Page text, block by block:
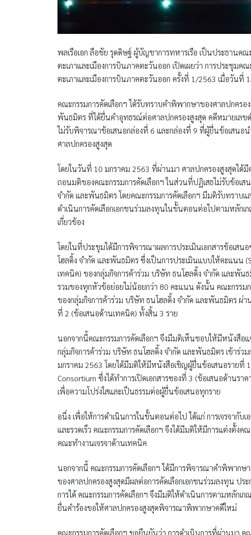
พลเรือเอก ลือชัย รุดดิษฐ์ ผู้บัญชาการทหารเรือ เป็นประธานคณ
ตะเภาและเมืองการบินภาคตะวันออก เปิดเผยว่า การประชุม
ตะเภาและเมืองการบินภาคตะวันออก ครั้งที่ 1/2563 เมื่อวันที่
คณะกรรมการคัดเลือกฯ ได้รับทราบคำพิพากษาของศาลปกคร
พันธมิตร ที่ได้ยื่นคำอุทธรณ์ต่อศาลปกครองสูงสุด คดีหมายเลข
ไม่รับพิจารณาข้อเสนอกล่องที่ 6 และกล่องที่ 9 ที่ผู้ยื่นข้อเสนอน
ศาลปกครองสูงสุด
โดยในวันที่ 10 มกราคม 2563 ที่ผ่านมา ศาลปกครองสูงสุดไ
ถอนมติของคณะกรรมการคัดเลือกฯ ในส่วนที่ปฏิเสธไม่รับข้อเ
จำกัด และพันธมิตร โดยคณะกรรมการคัดเลือกฯ มีมติรับทรา
ดำเนินการคัดเลือกเอกชนร่วมลงทุนในขั้นตอนต่อไปตามหลักเ
เกี่ยวข้อง
โดยในที่ประชุมได้มีการพิจารณาผลการประเมินเอกสารข้อเส
โฮลดิ้ง จำกัด และพันธมิตร ซึ่งเป็นการประเมินแบบให้คะแนน
เทคนิค) ของกลุ่มกิจการค้าร่วม บริษัท ธนโฮลดิ้ง จำกัด และพั
รวมของทุกหัวข้อย่อยไม่น้อยกว่า 80 คะแนน ดังนั้น คณะกรรม
ของกลุ่มกิจการค้าร่วม บริษัท ธนโฮลดิ้ง จำกัด และพันธมิตร ผ่
ที่ 2 (ข้อเสนอด้านเทคนิค) ทั้งสิ้น 3 ราย
นอกจากนี้คณะกรรมการคัดเลือกฯ จึงมีมติเห็นชอบให้มีหนังสือ
กลุ่มกิจการค้าร่วม บริษัท ธนโฮลดิ้ง จำกัด และพันธมิตร เข้าร่ว
มกราคม 2563 โดยได้มีมติให้มีหนังสือเชิญผู้ยื่นข้อเสนอรายที่
Consortium ซึ่งได้ทำการเปิดเอกสารซองที่ 3 (ข้อเสนอด้านรา
เพื่อความโปร่งใสและเป็นธรรมต่อผู้ยื่นข้อเสนอทุกราย
อนึ่ง เพื่อให้การดำเนินการในขั้นตอนต่อไป ได้แก่ การเจรจา
และรวดเร็ว คณะกรรมการคัดเลือกฯ จึงได้มีมติให้มีการแต่งตั้ง
คณะทำงานเจรจาด้านเทคนิค
นอกจากนี้ คณะกรรมการคัดเลือกฯ ได้มีการพิจารณาคำพิพาก
ของศาลปกครองสูงสุดมีผลต่อการคัดเลือกเอกชนร่วมลงทุน ป
การได้ คณะกรรมการคัดเลือกฯ จึงมีมติให้ดำเนินการตามหลัก
ยื่นคำร้องขอให้ศาลปกครองสูงสุดพิจารณาพิพากษาคดีใหม่
คณะกรรมการคัดเลือกฯ ขอยืนยันว่า การดำเนินการที่ผ่านมา